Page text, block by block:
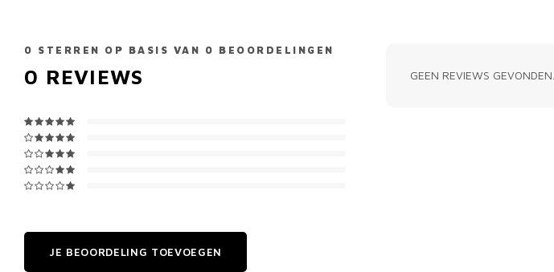
0 STERREN OP BASIS VAN 0 BEOORDELINGEN
0 REVIEWS
JE BEOORDELING TOEVOEGEN
GEEN REVIEWS GEVONDEN...